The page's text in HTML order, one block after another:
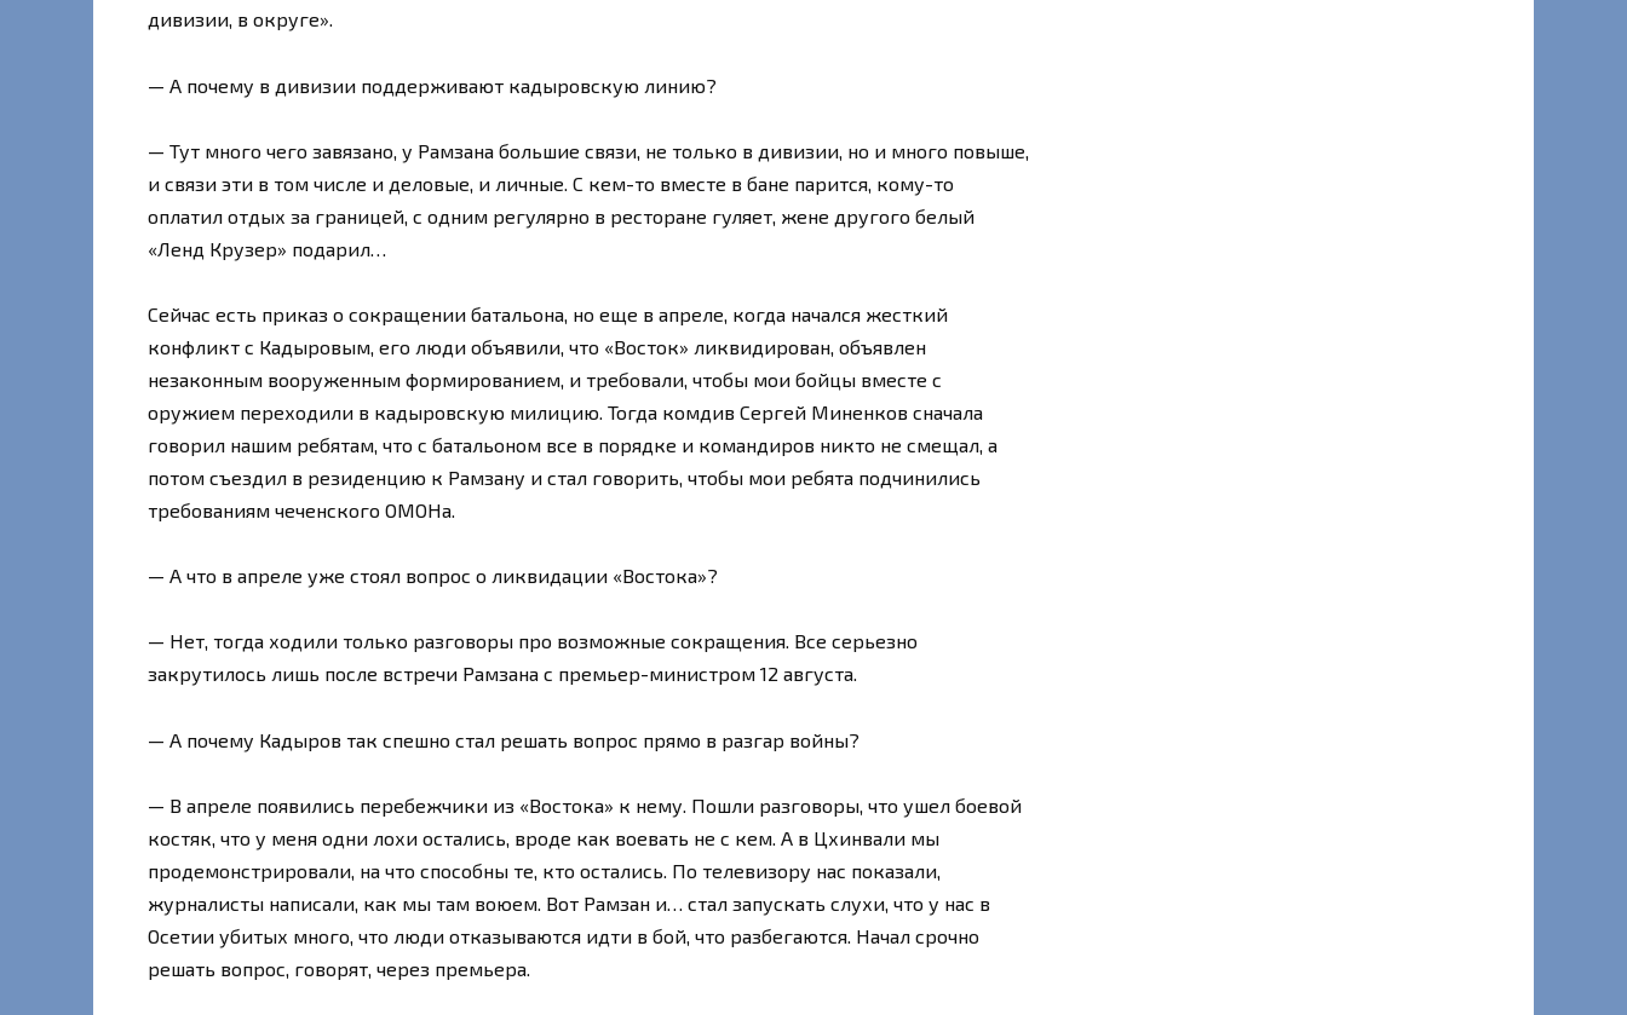
дивизии, в округе».
— А почему в дивизии поддерживают кадыровскую линию?
— Тут много чего завязано, у Рамзана большие связи, не только в дивизии, но и много повыше,
и связи эти в том числе и деловые, и личные. С кем-то вместе в бане парится, кому-то
оплатил отдых за границей, с одним регулярно в ресторане гуляет, жене другого белый
«Ленд Крузер» подарил…
Сейчас есть приказ о сокращении батальона, но еще в апреле, когда начался жесткий
конфликт с Кадыровым, его люди объявили, что «Восток» ликвидирован, объявлен
незаконным вооруженным формированием, и требовали, чтобы мои бойцы вместе с
оружием переходили в кадыровскую милицию. Тогда комдив Сергей Миненков сначала
говорил нашим ребятам, что с батальоном все в порядке и командиров никто не смещал, а
потом съездил в резиденцию к Рамзану и стал говорить, чтобы мои ребята подчинились
требованиям чеченского ОМОНа.
— А что в апреле уже стоял вопрос о ликвидации «Востока»?
— Нет, тогда ходили только разговоры про возможные сокращения. Все серьезно
закрутилось лишь после встречи Рамзана с премьер-министром 12 августа.
— А почему Кадыров так спешно стал решать вопрос прямо в разгар войны?
— В апреле появились перебежчики из «Востока» к нему. Пошли разговоры, что ушел боевой
костяк, что у меня одни лохи остались, вроде как воевать не с кем. А в Цхинвали мы
продемонстрировали, на что способны те, кто остались. По телевизору нас показали,
журналисты написали, как мы там воюем. Вот Рамзан и… стал запускать слухи, что у нас в
Осетии убитых много, что люди отказываются идти в бой, что разбегаются. Начал срочно
решать вопрос, говорят, через премьера.